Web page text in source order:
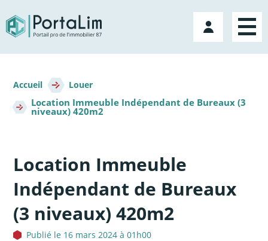
directement
au
contenu
Mon
compte
d'Ariane
Accueil Louer
Location Immeuble Indépendant de Bureaux (3
niveaux) 420m2
Location Immeuble
Indépendant de Bureaux
(3 niveaux) 420m2
Publié le 16 mars 2024 à 01h00